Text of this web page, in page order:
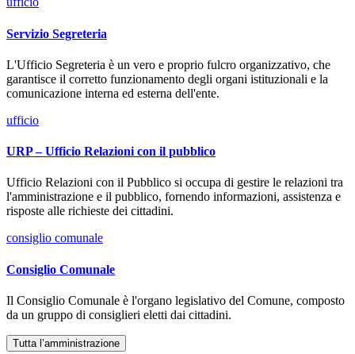
Servizio Segreteria
L'Ufficio Segreteria è un vero e proprio fulcro organizzativo, che
garantisce il corretto funzionamento degli organi istituzionali e la
comunicazione interna ed esterna dell'ente.
ufficio
URP – Ufficio Relazioni con il pubblico
Ufficio Relazioni con il Pubblico si occupa di gestire le relazioni tra
l'amministrazione e il pubblico, fornendo informazioni, assistenza e
risposte alle richieste dei cittadini.
consiglio comunale
Consiglio Comunale
Il Consiglio Comunale è l'organo legislativo del Comune, composto
da un gruppo di consiglieri eletti dai cittadini.
Tutta l’amministrazione